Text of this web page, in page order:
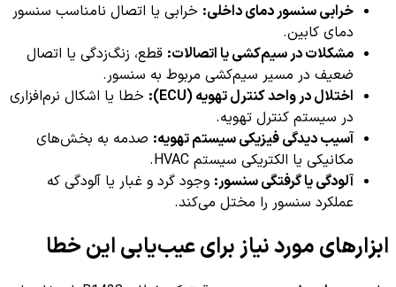
خرابی سنسور دمای داخلی: خرابی یا اتصال نامناسب سنسور
دمای کابین.
مشکلات در سیم‌کشی یا اتصالات: قطع، زنگ‌زدگی یا اتصال
ضعیف در مسیر سیم‌کشی مربوط به سنسور.
اختلال در واحد کنترل تهویه (ECU):
خطا یا اشکال نرم‌افزاری
در سیستم کنترل تهویه.
آسیب دیدگی فیزیکی سیستم تهویه: صدمه به بخش‌های
مکانیکی یا الکتریکی سیستم HVAC.
آلودگی یا گرفتگی سنسور: وجود گرد و غبار یا آلودگی که
عملکرد سنسور را مختل می‌کند.
ابزارهای مورد نیاز برای عیب‌یابی این خطا